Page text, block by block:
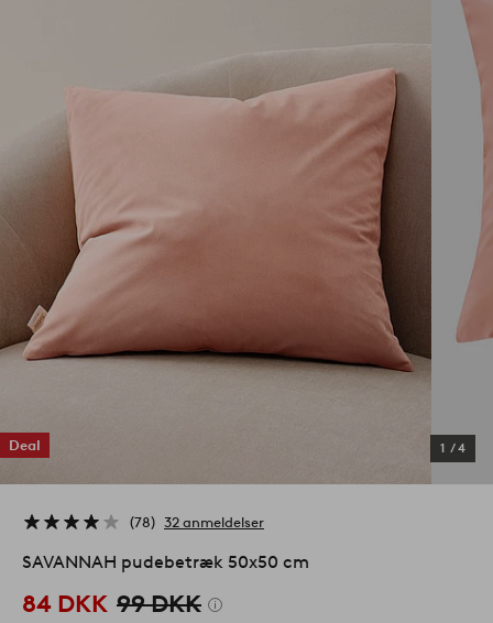
Deal 1 /4
78 32 anmeldelser
SAVANNAH pudebetræk 50x50 cm
84 DKK 99 DKK